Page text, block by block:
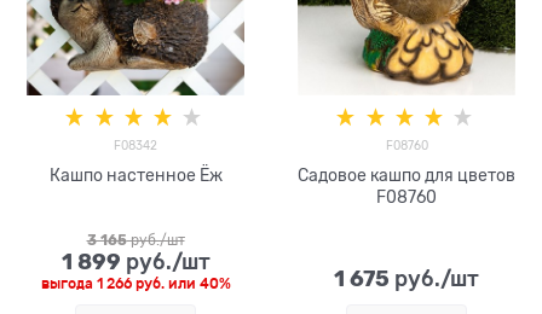
F08342
Кашпо настенное Ёж
3 165 руб./шт
1 899 руб./шт
выгода 1 266 руб.или 40%
F08760
Садовое кашпо для цветов
F08760
1 675 руб./шт